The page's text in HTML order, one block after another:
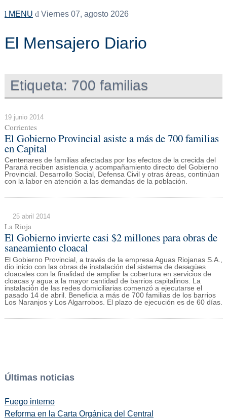
MENU Viernes 07, agosto 2026
El Mensajero Diario
Etiqueta: 700 familias
19 junio 2014
Corrientes
El Gobierno Provincial asiste a más de 700 familias
en Capital
Centenares de familias afectadas por los efectos de la crecida del
Paraná reciben asistencia y acompañamiento directo del Gobierno
Provincial. Desarrollo Social, Defensa Civil y otras áreas, continúan
con la labor en atención a las demandas de la población.
25 abril 2014
La Rioja
El Gobierno invierte casi $2 millones para obras de
saneamiento cloacal
El Gobierno Provincial, a través de la empresa Aguas Riojanas S.A.,
dio inicio con las obras de instalación del sistema de desagües
cloacales con la finalidad de ampliar la cobertura en servicios de
cloacas y agua a la mayor cantidad de barrios capitalinos. La
instalación de las redes domiciliarias comenzó a ejecutarse el
pasado 14 de abril. Beneficia a más de 700 familias de los barrios
Los Naranjos y Los Algarrobos. El plazo de ejecución es de 60 días.
Últimas noticias
Fuego interno
Reforma en la Carta Orgánica del Central